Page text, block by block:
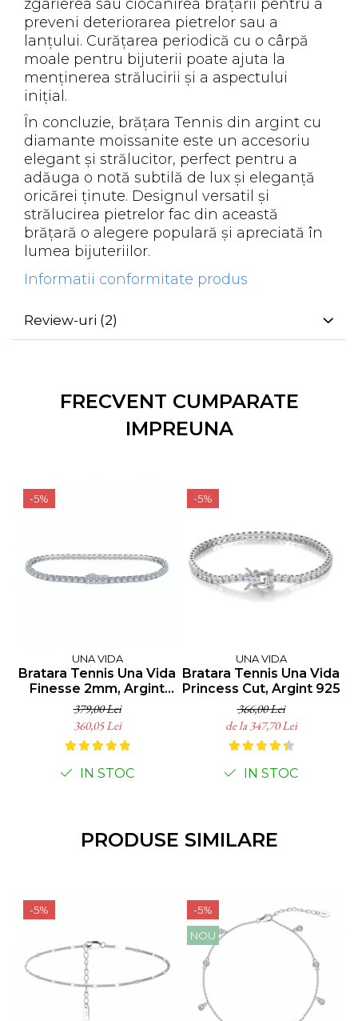
zgârierea sau ciocănirea brățării pentru a
preveni deteriorarea pietrelor sau a
lanțului. Curățarea periodică cu o cârpă
moale pentru bijuterii poate ajuta la
menținerea strălucirii și a aspectului
inițial.
În concluzie, brățara Tennis din argint cu
diamante moissanite este un accesoriu
elegant și strălucitor, perfect pentru a
adăuga o notă subtilă de lux și eleganță
oricărei ținute. Designul versatil și
strălucirea pietrelor fac din această
brățară o alegere populară și apreciată în
lumea bijuteriilor.
Informatii conformitate produs
Review-uri (2)
FRECVENT CUMPARATE
IMPREUNA
-5%
UNA VIDA
Bratara Tennis Una Vida
Finesse 2mm, Argint
925
379,00 Lei
360,05 Lei
IN STOC
-5%
UNA VIDA
Bratara Tennis Una Vida
Princess Cut, Argint 925
366,00 Lei
de la 347,70 Lei
IN STOC
PRODUSE SIMILARE
-5%
-5%
NOU